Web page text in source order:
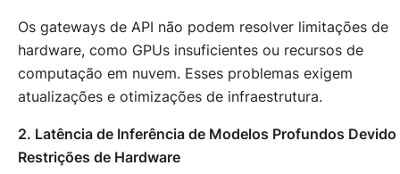
Os gateways de API não podem resolver limitações de
hardware, como GPUs insuficientes ou recursos de
computação em nuvem. Esses problemas exigem
atualizações e otimizações de infraestrutura.
2. Latência de Inferência de Modelos Profundos Devido
Restrições de Hardware